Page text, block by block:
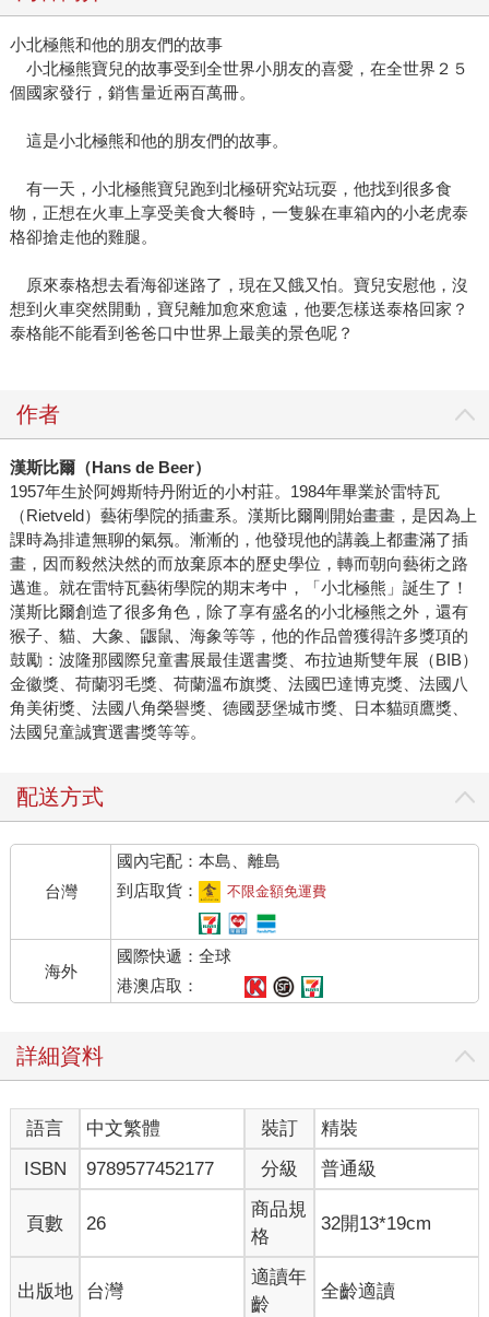
小北極熊和他的朋友們的故事
小北極熊寶兒的故事受到全世界小朋友的喜愛，在全世界２５
個國家發行，銷售量近兩百萬冊。
這是小北極熊和他的朋友們的故事。
有一天，小北極熊寶兒跑到北極研究站玩耍，他找到很多食
物，正想在火車上享受美食大餐時，一隻躲在車箱內的小老虎泰
格卻搶走他的雞腿。
原來泰格想去看海卻迷路了，現在又餓又怕。寶兒安慰他，沒
想到火車突然開動，寶兒離加愈來愈遠，他要怎樣送泰格回家？
泰格能不能看到爸爸口中世界上最美的景色呢？
作者
漢斯比爾（Hans de Beer）
1957年生於阿姆斯特丹附近的小村莊。1984年畢業於雷特瓦
（Rietveld）藝術學院的插畫系。漢斯比爾剛開始畫畫，是因為上
課時為排遣無聊的氣氛。漸漸的，他發現他的講義上都畫滿了插
畫，因而毅然決然的而放棄原本的歷史學位，轉而朝向藝術之路
邁進。就在雷特瓦藝術學院的期末考中，「小北極熊」誕生了！
漢斯比爾創造了很多角色，除了享有盛名的小北極熊之外，還有
猴子、貓、大象、鼴鼠、海象等等，他的作品曾獲得許多獎項的
鼓勵：波隆那國際兒童書展最佳選書獎、布拉迪斯雙年展（BIB）
金徽獎、荷蘭羽毛獎、荷蘭溫布旗獎、法國巴達博克獎、法國八
角美術獎、法國八角榮譽獎、德國瑟堡城市獎、日本貓頭鷹獎、
法國兒童誠實選書獎等等。
配送方式
台灣
國內宅配：本島、離島
到店取貨：
不限金額免運費
海外
國際快遞：全球
港澳店取：
詳細資料
語言 中文繁體 裝訂
精裝
ISBN
9789577452177 分級 普通級
頁數 26
商品規
格
32開13*19cm
出版地 台灣
適讀年
齡
全齡適讀